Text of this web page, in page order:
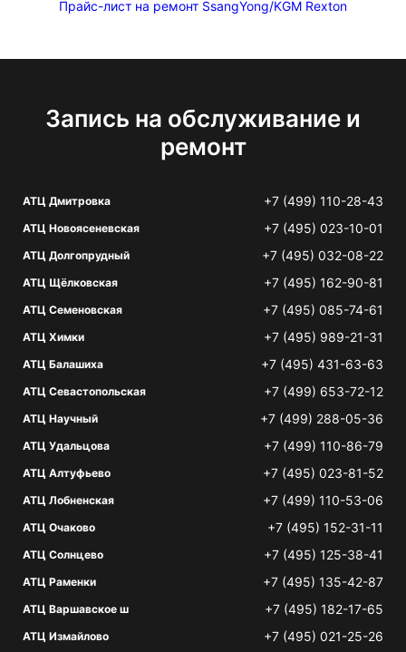
Прайс-лист на ремонт SsangYong/KGM Rexton
Запись на обслуживание и
ремонт
АТЦ Дмитровка +7 (499) 110-28-43
АТЦ Новоясеневская +7 (495) 023-10-01
АТЦ Долгопрудный +7 (495) 032-08-22
АТЦ Щёлковская +7 (495) 162-90-81
АТЦ Семеновская +7 (495) 085-74-61
АТЦ Химки +7 (495) 989-21-31
АТЦ Балашиха +7 (495) 431-63-63
АТЦ Севастопольская +7 (499) 653-72-12
АТЦ Научный +7 (499) 288-05-36
АТЦ Удальцова +7 (499) 110-86-79
АТЦ Алтуфьево +7 (495) 023-81-52
АТЦ Лобненская +7 (499) 110-53-06
АТЦ Очаково +7 (495) 152-31-11
АТЦ Солнцево +7 (495) 125-38-41
АТЦ Раменки +7 (495) 135-42-87
АТЦ Варшавское ш +7 (495) 182-17-65
АТЦ Измайлово +7 (495) 021-25-26